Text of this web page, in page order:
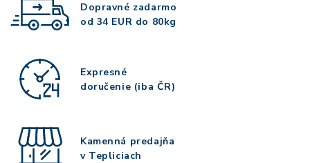
Dopravné zadarmo
od 34 EUR do 80kg
Expresné
doručenie (iba ČR)
Kamenná predajňa
v Tepliciach